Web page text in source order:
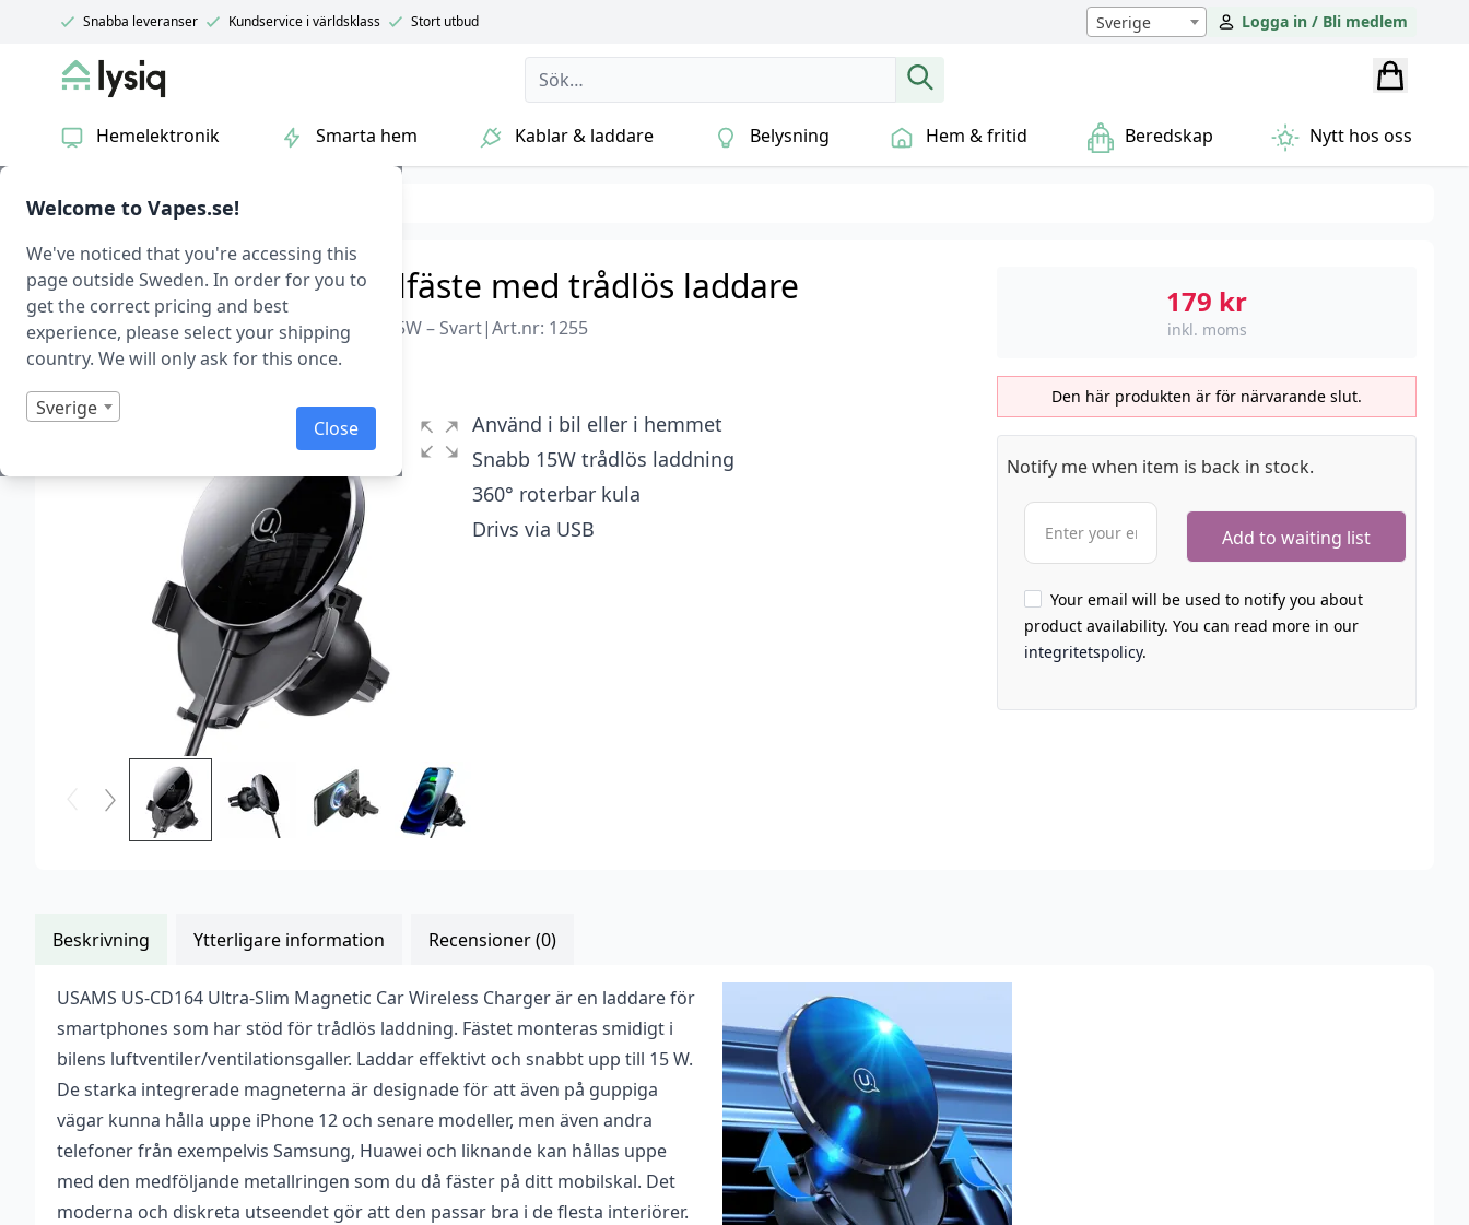
Welcome to Vapes.se!
We've noticed that you're accessing this
page outside Sweden. In order for you to
get the correct pricing and best
experience, please select your shipping
country. We will only ask for this once.
Sverige
Close
Snabba leveranser Kundservice i världsklass Stort utbud Sverige Logga in / Bli medlem
Lysiq
Hemelektronik Smarta hem Kablar & laddare Belysning Hem & fritid Beredskap Nytt hos oss
Hem & fritid Biltillbehör
15 W Magnetiskt mobilfäste med trådlös laddare
Usams Ultra-Slim Magnetiskt Billaddare 15W – Svart|Art.nr: 1255
Betygsatt
1
på
0
Slut i lager
Använd i bil eller i hemmet
Snabb 15W trådlös laddning
360° roterbar kula
Drivs via USB
179 kr
inkl. moms
Den här produkten är för närvarande slut.
Notify me when item is back in stock.
Your email will be used to notify you about
product availability. You can read more in our
integritetspolicy.
Beskrivning Ytterligare information Recensioner (0)
USAMS US-CD164 Ultra-Slim Magnetic Car Wireless Charger är en laddare för
smartphones som har stöd för trådlös laddning. Fästet monteras smidigt i
bilens luftventiler/ventilationsgaller. Laddar effektivt och snabbt upp till 15 W.
De starka integrerade magneterna är designade för att även på guppiga
vägar kunna hålla uppe iPhone 12 och senare modeller, men även andra
telefoner från exempelvis Samsung, Huawei och liknande kan hållas uppe
med den medföljande metallringen som du då fäster på ditt mobilskal. Det
moderna och diskreta utseendet gör att den passar bra i de flesta interiörer.
Vikt
0,113 kg
Dimensioner
95 × 45 × 150 mm
Varumärke
Usams
Mått
57×27 mm
Drivs med
USB-A (DC 5 V)
Recensioner
Det finns inga recensioner än.
Bli först med att recensera ”Usams Ultra-Slim Magnetiskt Billaddare 15W – Svart”
Du måste varainloggadför att skriva en recension.